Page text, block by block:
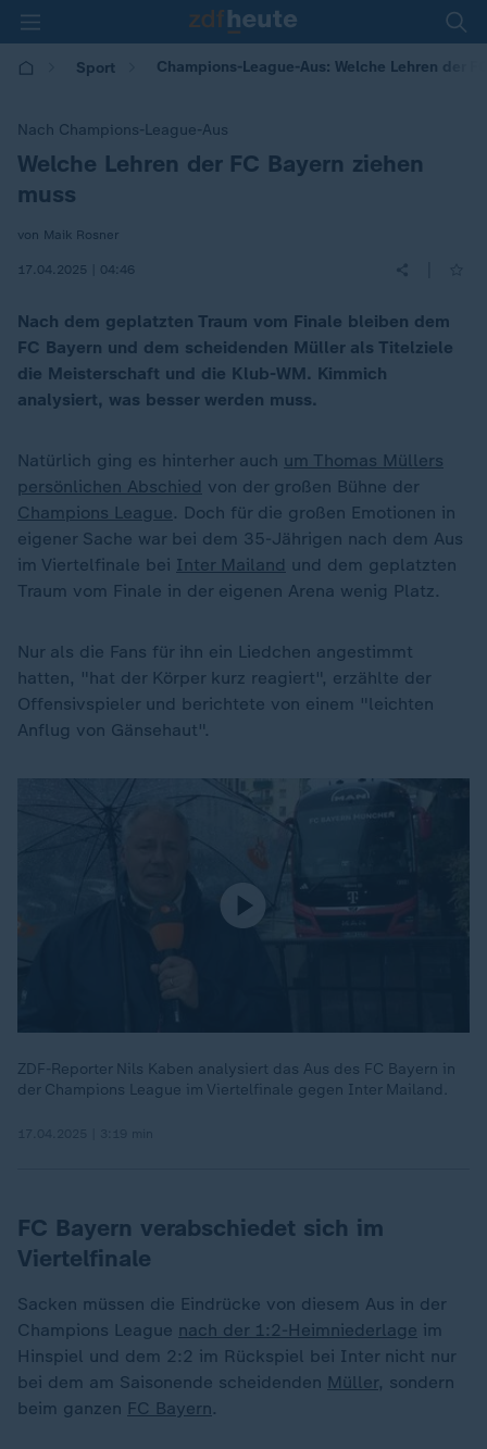
Sport Champions-League-Aus: Welche Lehren der
Nach Champions-League-Aus
:
Welche Lehren der FC Bayern ziehen
muss
von Maik Rosner
17.04.2025 | 04:46
Nach dem geplatzten Traum vom Finale bleiben dem
FC Bayern und dem scheidenden Müller als Titelziele
die Meisterschaft und die Klub-WM. Kimmich
analysiert, was besser werden muss.
Natürlich ging es hinterher auch um Thomas Müllers
persönlichen Abschied von der großen Bühne der
Champions League. Doch für die großen Emotionen in
eigener Sache war bei dem 35-Jährigen nach dem Aus
im Viertelfinale bei Inter Mailand und dem geplatzten
Traum vom Finale in der eigenen Arena wenig Platz.
Nur als die Fans für ihn ein Liedchen angestimmt
hatten, "hat der Körper kurz reagiert", erzählte der
Offensivspieler und berichtete von einem "leichten
Anflug von Gänsehaut".
ZDF-Reporter Nils Kaben analysiert das Aus des FC Bayern in
der Champions League im Viertelfinale gegen Inter Mailand.
FC Bayern verabschiedet sich im
Viertelfinale
Sacken müssen die Eindrücke von diesem Aus in der
Champions League nach der 1:2-Heimniederlage im
Hinspiel und dem 2:2 im Rückspiel bei Inter nicht nur
bei dem am Saisonende scheidenden Müller, sondern
beim ganzen FC Bayern.